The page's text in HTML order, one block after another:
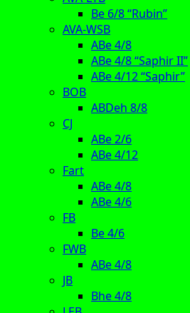
Be 6/8 “Rubin”
AVA-WSB
ABe 4/8
ABe 4/8 “Saphir II”
ABe 4/12 “Saphir”
BOB
ABDeh 8/8
CJ
ABe 2/6
ABe 4/12
Fart
ABe 4/8
ABe 4/6
FB
Be 4/6
FWB
ABe 4/8
JB
Bhe 4/8